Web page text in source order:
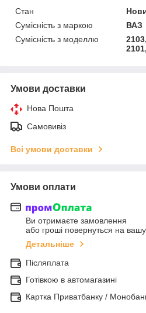
Стан
Сумісність з маркою
ВАЗ
Сумісність з моделлю
Умови доставки
Нова Пошта
Самовивіз
Всі умови доставки
Умови оплати
Ви отримаєте замовлення
або гроші повернуться на вашу
Детальніше
Післяплата
Готівкою в автомагазині
Картка Приватбанку /